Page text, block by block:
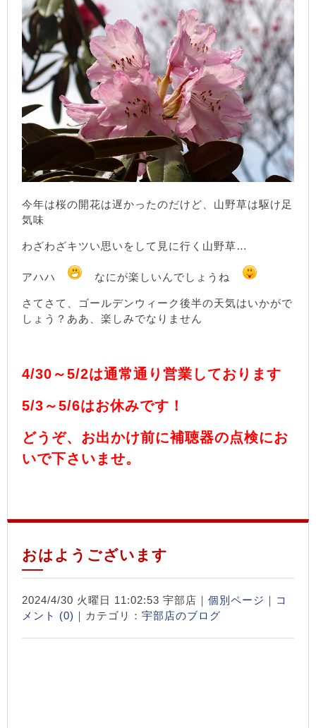
今年は桜の開花は遅かったのだけど、山野草は駆け足
気味
わざわざキツい思いをして見に行く山野草…
アハハ なにが楽しいんでしょうね
さてさて、ゴールデンウィーク後半の天気はいかがで
しょう？ああ、楽しみでなりません
4/30～5/2は通常通り営業しております
5/3～5/6はお休みです！
どうぞ、お出かけ前に補聴器の点検にお
いで下さいませ。
おはようございます
2024/4/30 火曜日 11:02:53 宇部店｜ 個別ページ ｜ コ
メント (0) ｜カテゴリ： 宇部店のブログ